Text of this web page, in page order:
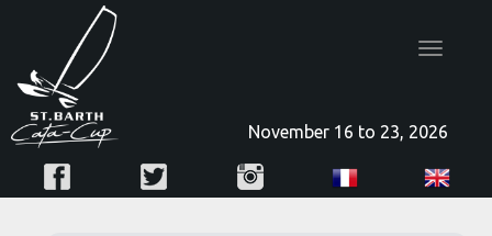
Toggle
November 16 to 23, 2026